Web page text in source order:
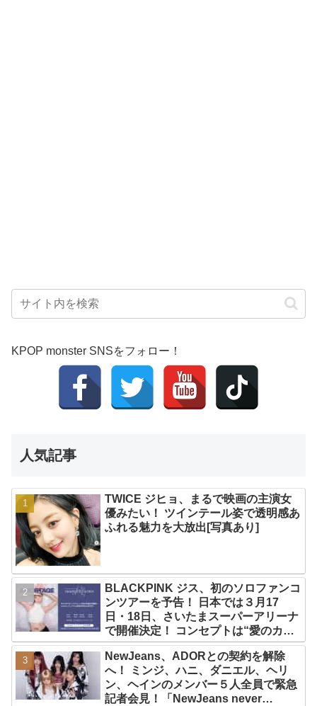
KPOP monster SNSをフォロー！
人気記事
TWICE ジヒョ、まるで映画の主演女
優みたい！ ツインテール姿で透明感あ
ふれる魅力を大放出[写真あり]
BLACKPINK ジス、初のソロファンコ
ンツアーを予告！ 日本では３月17
日・18日、さいたまスーパーアリーナ
で開催決定！ コンセプトは“愛のカケ
ラ”！？ 14日には新アルバム
『AMORTAGE』もリリース
NewJeans、ADORとの契約を解除
へ！ ミンジ、ハニ、ダニエル、ヘリ
ン、ヘインのメンバー５人全員で緊急
記者会見！「NewJeans never